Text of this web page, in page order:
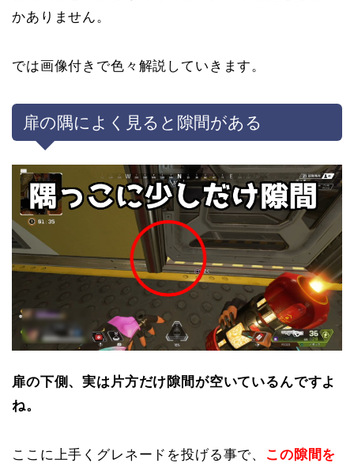
かありません。
では画像付きで色々解説していきます。
扉の隅によく見ると隙間がある
扉の下側、実は片方だけ隙間が空いているんですよ
ね。
ここに上手くグレネードを投げる事で、 この隙間を